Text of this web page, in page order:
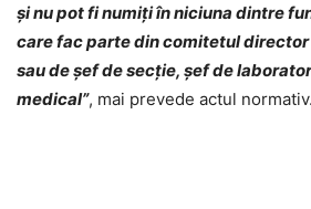
și nu pot fi numiți în niciuna dintre
care fac parte din comitetul
sau de șef de secție, șef de
medical”, mai prevede actul normativ.